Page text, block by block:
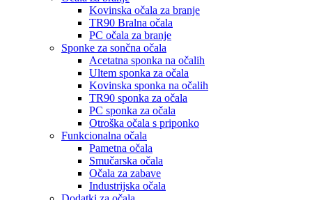
Kovinska očala za branje
TR90 Bralna očala
PC očala za branje
Sponke za sončna očala
Acetatna sponka na očalih
Ultem sponka za očala
Kovinska sponka na očalih
TR90 sponka za očala
PC sponka za očala
Otroška očala s priponko
Funkcionalna očala
Pametna očala
Smučarska očala
Očala za zabave
Industrijska očala